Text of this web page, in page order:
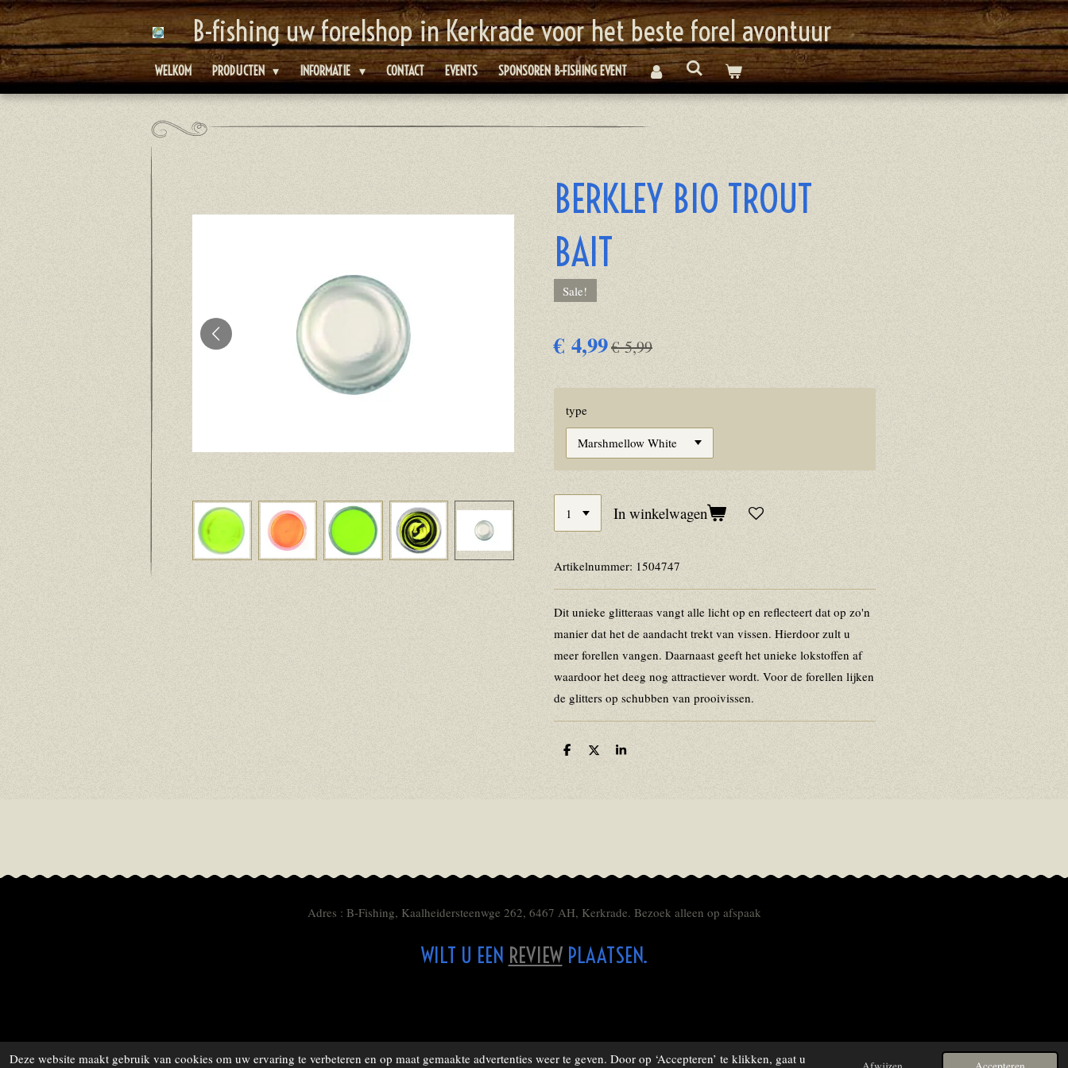
Deze website maakt gebruik van cookies om uw ervaring te verbeteren en op maat gemaakte advertenties weer te geven. Door op ‘Accepteren’ te klikken, gaat u
Ga
direct
naar
de
hoofdinhoud
B-fishing uw forelshop in Kerkrade voor het beste forel avontuur
WELKOM PRODUCTEN INFORMATIE CONTACT EVENTS SPONSOREN B-FISHING EVENT
BERKLEY BIO TROUT
BAIT
Sale!
€ 4,99€ 5,99
type
In winkelwagen
Artikelnummer: 1504747
Dit unieke glitteraas vangt alle licht op en reflecteert dat op zo'n
manier dat het de aandacht trekt van vissen. Hierdoor zult u
meer forellen vangen. Daarnaast geeft het unieke lokstoffen af
waardoor het deeg nog attractiever wordt. Voor de forellen lijken
de glitters op schubben van prooivissen.
D
D
S
Adres : B-Fishing, Kaalheidersteenwge 262, 6467 AH, Kerkrade. Bezoek alleen op afspaak
WILT U EEN REVIEWPLAATSEN.